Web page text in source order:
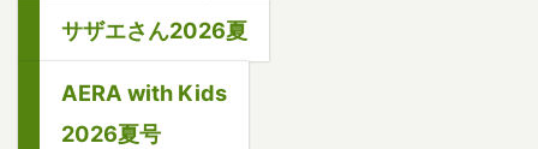
サザエさん2026夏
AERA with Kids
2026夏号